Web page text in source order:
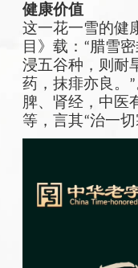
健康价值
这一花一雪的健
目》载： “腊雪
浸五谷种，则耐
药，抹痱亦良。
”
脾、肾经，中医
等，言其“治一